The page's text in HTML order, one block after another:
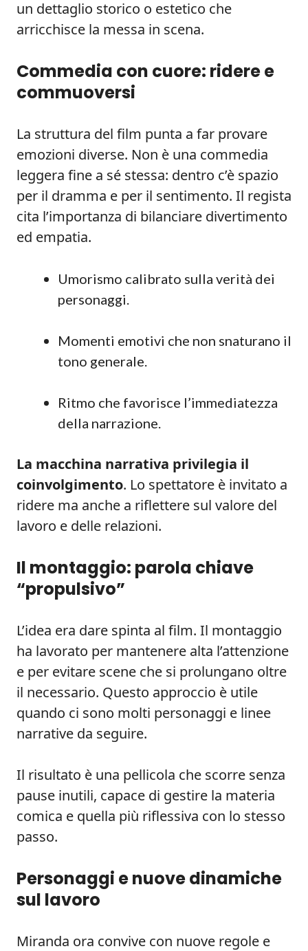
un dettaglio storico o estetico che
arricchisce la messa in scena.
Commedia con cuore: ridere e
commuoversi
La struttura del film punta a far provare
emozioni diverse. Non è una commedia
leggera fine a sé stessa: dentro c’è spazio
per il dramma e per il sentimento. Il regista
cita l’importanza di bilanciare divertimento
ed empatia.
Umorismo calibrato sulla verità dei
personaggi.
Momenti emotivi che non snaturano il
tono generale.
Ritmo che favorisce l’immediatezza
della narrazione.
La macchina narrativa privilegia il
coinvolgimento. Lo spettatore è invitato a
ridere ma anche a riflettere sul valore del
lavoro e delle relazioni.
Il montaggio: parola chiave
“propulsivo”
L’idea era dare spinta al film. Il montaggio
ha lavorato per mantenere alta l’attenzione
e per evitare scene che si prolungano oltre
il necessario. Questo approccio è utile
quando ci sono molti personaggi e linee
narrative da seguire.
Il risultato è una pellicola che scorre senza
pause inutili, capace di gestire la materia
comica e quella più riflessiva con lo stesso
passo.
Personaggi e nuove dinamiche
sul lavoro
Miranda ora convive con nuove regole e